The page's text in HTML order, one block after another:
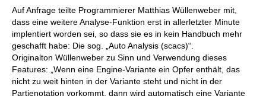
Auf Anfrage teilte Programmierer Matthias Wüllenweber mit,
dass eine weitere Analyse-Funktion erst in allerletzter Minute
implentiert worden sei, so dass sie es in kein Handbuch mehr
geschafft habe: Die sog. „Auto Analysis (scacs)“.
Originalton Wüllenweber zu Sinn und Verwendung dieses
Features: „Wenn eine Engine-Variante ein Opfer enthält, das
nicht zu weit hinten in der Variante steht und nicht in der
Partienotation vorkommt, dann wird automatisch eine Variante